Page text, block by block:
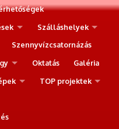
Szálláshelyek
Szennyvízcsatornázás
Oktatás
Galéria
TOP projektek